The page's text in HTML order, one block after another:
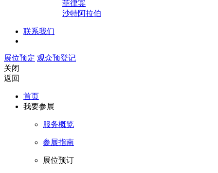
菲律宾
沙特阿拉伯
联系我们
展位预定 观众预登记
关闭
返回
首页
我要参展
服务概览
参展指南
展位预订